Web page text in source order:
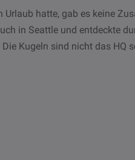
Urlaub hatte, gab es keine
in Seattle und entdeckte
Kugeln sind nicht das HQ